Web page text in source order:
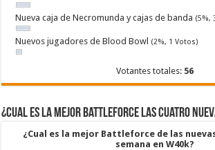
Nueva caja de Necromunda y cajas de banda (5%,
Nuevos jugadores de Blood Bowl (2%, 1 Votos)
Votantes totales: 56
¿Cual es la mejor Battleforce las cuatro
¿Cual es la mejor Battleforce de las
semana en W40k?